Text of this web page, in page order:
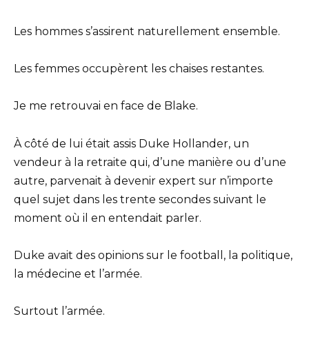
Les hommes s’assirent naturellement ensemble.
Les femmes occupèrent les chaises restantes.
Je me retrouvai en face de Blake.
À côté de lui était assis Duke Hollander, un
vendeur à la retraite qui, d’une manière ou d’une
autre, parvenait à devenir expert sur n’importe
quel sujet dans les trente secondes suivant le
moment où il en entendait parler.
Duke avait des opinions sur le football, la politique,
la médecine et l’armée.
Surtout l’armée.